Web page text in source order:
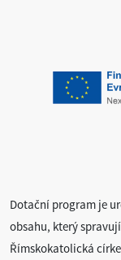
Dotační program je
obsahu, který
Římskokatolická